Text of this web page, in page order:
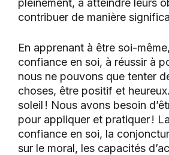
pleinement, à atteindre leurs
contribuer de manière
En apprenant à être soi-
confiance en soi, à réussir à
nous ne pouvons que tenter
choses, être positif et
soleil ! Nous avons besoin
pour appliquer et pratiquer !
confiance en soi, la
sur le moral, les capacités